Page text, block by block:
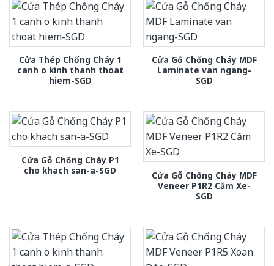
Cửa Thép Chống Cháy 1
canh o kinh thanh thoat
hiem-SGD
Cửa Gỗ Chống Cháy MDF
Laminate van ngang-
SGD
Cửa Gỗ Chống Cháy P1
cho khach san-a-SGD
Cửa Gỗ Chống Cháy MDF
Veneer P1R2 Căm Xe-
SGD